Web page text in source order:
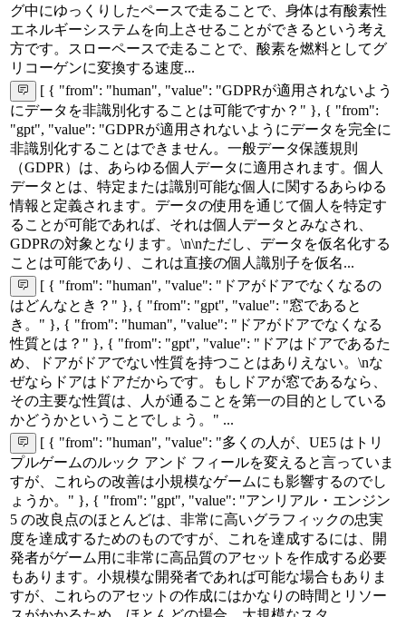
グ中にゆっくりしたペースで走ることで、身体は有酸素性
エネルギーシステムを向上させることができるという考え
方です。スローペースで走ることで、酸素を燃料としてグ
リコーゲンに変換する速度...
[ { "from": "human", "value": "GDPRが適用されないよう
にデータを非識別化することは可能ですか？" }, { "from":
"gpt", "value": "GDPRが適用されないようにデータを完全に
非識別化することはできません。一般データ保護規則
（GDPR）は、あらゆる個人データに適用されます。個人
データとは、特定または識別可能な個人に関するあらゆる
情報と定義されます。データの使用を通じて個人を特定す
ることが可能であれば、それは個人データとみなされ、
GDPRの対象となります。\n\nただし、データを仮名化する
ことは可能であり、これは直接の個人識別子を仮名...
[ { "from": "human", "value": "ドアがドアでなくなるの
はどんなとき？" }, { "from": "gpt", "value": "窓であると
き。" }, { "from": "human", "value": "ドアがドアでなくなる
性質とは？" }, { "from": "gpt", "value": "ドアはドアであるた
め、ドアがドアでない性質を持つことはありえない。\nな
ぜならドアはドアだからです。もしドアが窓であるなら、
その主要な性質は、人が通ることを第一の目的としている
かどうかということでしょう。" ...
[ { "from": "human", "value": "多くの人が、UE5 はトリ
プルゲームのルック アンド フィールを変えると言っていま
すが、これらの改善は小規模なゲームにも影響するのでし
ょうか。" }, { "from": "gpt", "value": "アンリアル・エンジン
5 の改良点のほとんどは、非常に高いグラフィックの忠実
度を達成するためのものですが、これを達成するには、開
発者がゲーム用に非常に高品質のアセットを作成する必要
もあります。小規模な開発者であれば可能な場合もありま
すが、これらのアセットの作成にはかなりの時間とリソー